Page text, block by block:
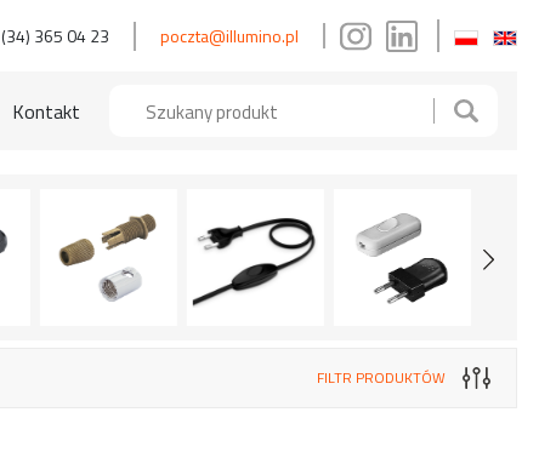
(34) 365 04 23 poczta@illumino.pl
Kontakt
FILTR PRODUKTÓW